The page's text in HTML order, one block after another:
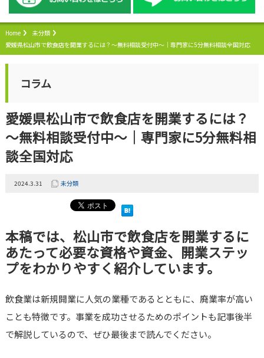
Home
未分類
愛媛県松山市で飲食店を開業するには？～無料相談受付中～｜専門家に5分無料相談全国対応
コラム
愛媛県松山市で飲食店を開業するには？
～無料相談受付中～｜専門家に5分無料相
談全国対応
2024.3.31 未分類
本稿では、松山市で飲食店を開業するに
あたって必要な資格や資金、開業ステッ
プをわかりやすく紹介しています。
飲食業は新規開業に人気の業種であるとともに、廃業率が高い
ことも特徴です。事業を成功させるためのポイントも記事後半
で解説しているので、ぜひ最後まで読んでください。